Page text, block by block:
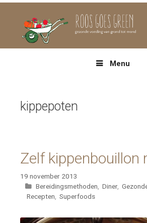
Menu
kippepoten
Zelf kippenbouillon
19 november 2013
Categorieën
Bereidingsmethoden, Diner,
Recepten, Superfoods